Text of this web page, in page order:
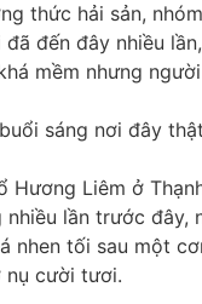
thức hải sản,
đến đây nhiều
mềm nhưng
sáng nơi đây
Liêm ở
lần trước đây,
tối sau một
nụ cười tươi.